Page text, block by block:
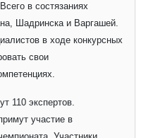
в состязаниях
Шадринска и Варгашей.
в ходе конкурсных
свои
110 экспертов.
участие в